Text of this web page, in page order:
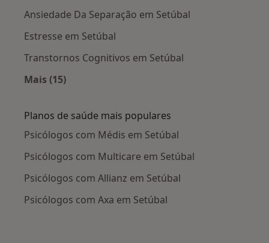
Ansiedade Da Separação em Setúbal
Estresse em Setúbal
Transtornos Cognitivos em Setúbal
Mais (15)
Planos de saúde mais populares
Psicólogos com Médis em Setúbal
Psicólogos com Multicare em Setúbal
Psicólogos com Allianz em Setúbal
Psicólogos com Axa em Setúbal